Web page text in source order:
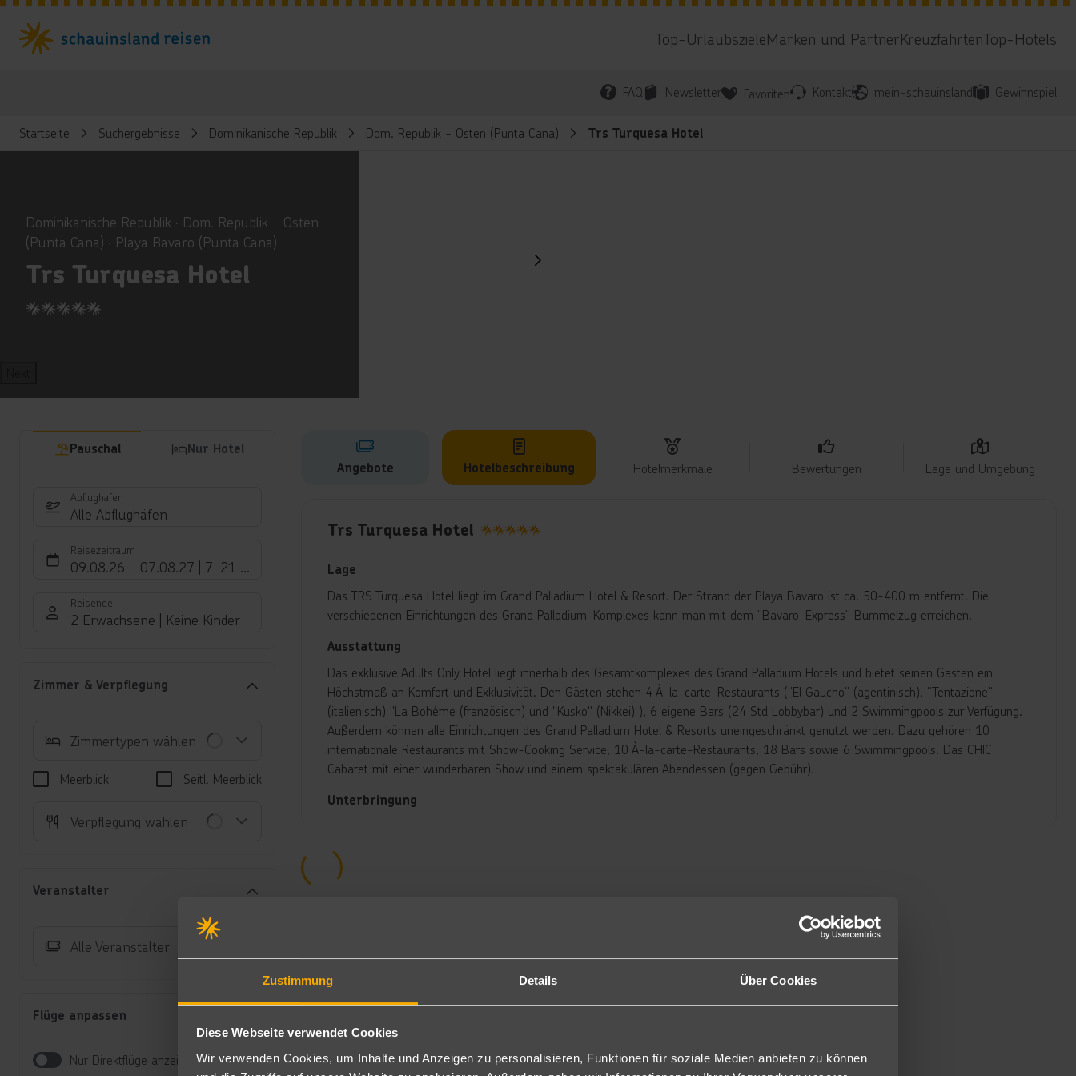
Zustimmung Details Über Cookies
Diese Webseite verwendet Cookies
Wir verwenden Cookies, um Inhalte und Anzeigen zu personalisieren, Funktionen für soziale Medien anbieten zu können
Top-UrlaubszieleMarken und PartnerKreuzfahrtenTop-Hotels
FAQ Newsletter Favoriten Kontakt mein-schauinsland Gewinnspiel
Startseite Suchergebnisse Dominikanische Republik Dom. Republik - Osten (Punta Cana) Trs Turquesa Hotel
Dominikanische Republik ∙ Dom. Republik - Osten
(Punta Cana) ∙ Playa Bavaro (Punta Cana)
Trs Turquesa Hotel
5
Pauschal Nur Hotel
Abflughafen
Alle Abflughäfen
Reisezeitraum
09.08.26 – 07.08.27 7-21 Nächte
Reisende
2 Erwachsene Keine Kinder
Zimmer & Verpflegung
Zimmertypen wählen
Meerblick Seitl. Meerblick
Verpflegung wählen
Veranstalter
Alle Veranstalter
Flüge anpassen
Nur Direktflüge anzeigen
Angebote Hotelbeschreibung Hotelmerkmale Bewertungen Lage und Umgebung
Trs Turquesa Hotel
Lage
Das TRS Turquesa Hotel liegt im Grand Palladium Hotel & Resort. Der Strand der Playa Bavaro ist ca. 50-400 m entfernt. Die
verschiedenen Einrichtungen des Grand Palladium-Komplexes kann man mit dem "Bavaro-Express" Bummelzug erreichen.
Ausstattung
Das exklusive Adults Only Hotel liegt innerhalb des Gesamtkomplexes des Grand Palladium Hotels und bietet seinen Gästen ein
Höchstmaß an Komfort und Exklusivität. Den Gästen stehen 4 À-la-carte-Restaurants ("El Gaucho" (agentinisch), "Tentazione"
(italienisch) "La Bohéme (französisch) und "Kusko" (Nikkei) ), 6 eigene Bars (24 Std Lobbybar) und 2 Swimmingpools zur Verfügung.
Außerdem können alle Einrichtungen des Grand Palladium Hotel & Resorts uneingeschränkt genutzt werden. Dazu gehören 10
internationale Restaurants mit Show-Cooking Service, 10 À-la-carte-Restaurants, 18 Bars sowie 6 Swimmingpools. Das CHIC
Cabaret mit einer wunderbaren Show und einem spektakulären Abendessen (gegen Gebühr).
Unterbringung
Hinweis: In der Karibik sind die meisten Zimmer mit zwei Queensize-Betten ausgestattet (ca. 1,40 x 2m). Bei Belegung 2
All-Inclusive